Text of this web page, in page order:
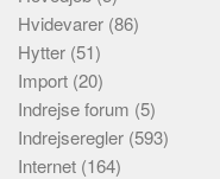
Hvidevarer (86)
Hytter (51)
Import (20)
Indrejse forum (5)
Indrejseregler (593)
Internet (164)